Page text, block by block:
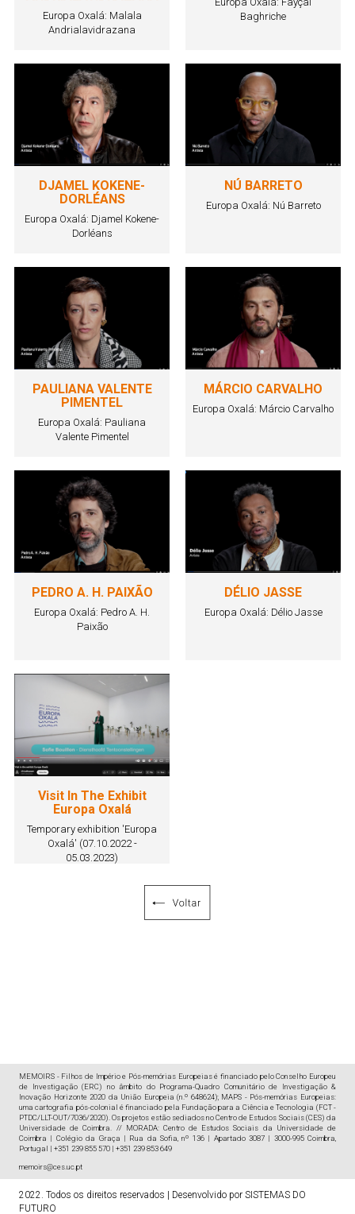
Europa Oxalá: Malala
Andrialavidrazana
Baghriche
DJAMEL KOKENE-
DORLÉANS
Europa Oxalá: Djamel Kokene-
Dorléans
NÚ BARRETO
Europa Oxalá: Nú Barreto
PAULIANA VALENTE
PIMENTEL
Europa Oxalá: Pauliana
Valente Pimentel
MÁRCIO CARVALHO
Europa Oxalá: Márcio Carvalho
PEDRO A. H. PAIXÃO
Europa Oxalá: Pedro A. H.
Paixão
DÉLIO JASSE
Europa Oxalá: Délio Jasse
Visit In The Exhibit
Europa Oxalá
Temporary exhibition 'Europa
Oxalá' (07.10.2022 -
05.03.2023)
MEMOIRS - Filhos de Império e Pós-memórias Europeias é financiado pelo Conselho Europeu
de Investigação (ERC) no âmbito do Programa-Quadro Comunitário de Investigação &
Inovação Horizonte 2020 da União Europeia (n.º 648624); MAPS - Pós-memórias Europeias:
uma cartografia pós-colonial é financiado pela Fundação para a Ciência e Tecnologia (FCT -
PTDC/LLT-OUT/7036/2020). Os projetos estão sediados no Centro de Estudos Sociais (CES) da
Universidade de Coimbra. // MORADA: Centro de Estudos Sociais da Universidade de
Coimbra | Colégio da Graça | Rua da Sofia, nº 136 | Apartado 3087 | 3000-995 Coimbra,
Portugal | +351 239 855 570 | +351 239 853 649
memoirs@ces.uc.pt
2022. Todos os direitos reservados Desenvolvido por SISTEMAS DO
FUTURO